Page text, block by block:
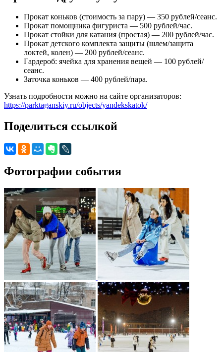
Прокат коньков (стоимость за пару) — 350 рублей/сеанс.
Прокат помощника фигуриста — 500 рублей/час.
Прокат стойки для катания (простая) — 200 рублей/час.
Прокат детского комплекта защиты (шлем/защита
локтей, колен) — 200 рублей/сеанс.
Гардероб: ячейка для хранения вещей — 100 рублей/
сеанс.
Заточка коньков — 400 рублей/пара.
Узнать подробности можно на сайте организаторов:
https://parktaganskiy.ru/objects/yandekskatok/
Поделиться ссылкой
Фотографии события